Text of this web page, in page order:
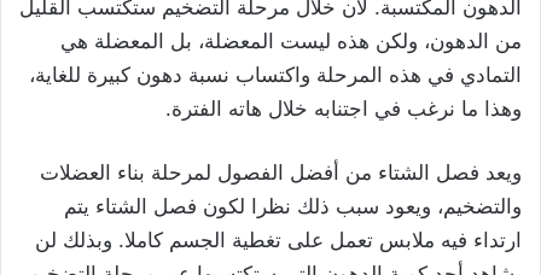
الدهون المكتسبة. لان خلال مرحلة التضخيم ستكتسب القليل
من الدهون، ولكن هذه ليست المعضلة، بل المعضلة هي
التمادي في هذه المرحلة واكتساب نسبة دهون كبيرة للغاية،
وهذا ما نرغب في اجتنابه خلال هاته الفترة.
ويعد فصل الشتاء من أفضل الفصول لمرحلة بناء العضلات
والتضخيم، ويعود سبب ذلك نظرا لكون فصل الشتاء يتم
ارتداء فيه ملابس تعمل على تغطية الجسم كاملا. وبذلك لن